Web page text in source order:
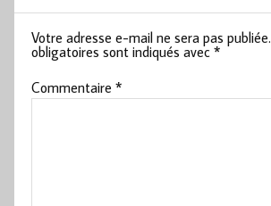
Votre adresse e-mail ne sera pas publiée.
obligatoires sont indiqués avec*
Commentaire*